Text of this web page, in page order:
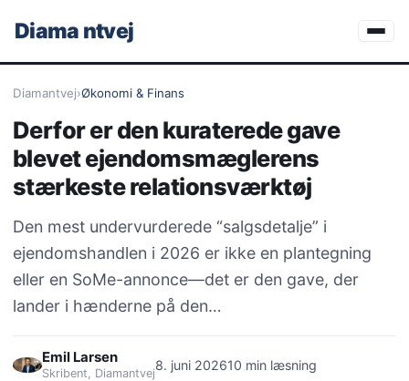
Diama ntvej
Diamantvej›Økonomi & Finans
Derfor er den kuraterede gave
blevet ejendomsmæglerens
stærkeste relationsværktøj
Den mest undervurderede “salgsdetalje” i
ejendomshandlen i 2026 er ikke en plantegning
eller en SoMe-annonce—det er den gave, der
lander i hænderne på den…
Emil Larsen
Skribent, Diamantvej
8. juni 202610 min læsning